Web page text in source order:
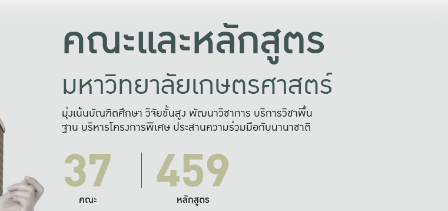
คณะและหลักสูตร
มหาวิทยาลัยเกษตรศาสตร์
มุ่งเน้นบัณฑิตศึกษา วิจัยขั้นสูง พัฒนาวิชาการ บริการวิชาพื้น
ฐาน บริหารโครงการพิเศษ ประสานความร่วมมือกับนานาชาติ
37
คณะ 459
หลักสูตร